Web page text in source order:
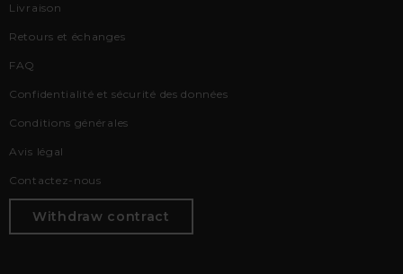
Livraison
Retours et échanges
FAQ
Confidentialité et sécurité des données
Conditions générales
Avis légal
Contactez-nous
Withdraw contract